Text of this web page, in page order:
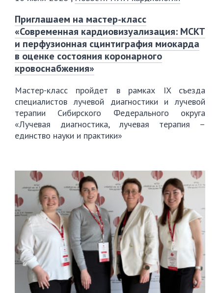
️Приглашаем на мастер-класс
«Современная кардиовизуализация: МСКТ
и перфузионная сцинтиграфия миокарда
в оценке состояния коронарного
кровоснабжения»
Мастер-класс пройдет в рамках IX съезда
специалистов лучевой диагностики и лучевой
терапии Сибирского Федерального округа
«Лучевая диагностика, лучевая терапия –
единство науки и практики»